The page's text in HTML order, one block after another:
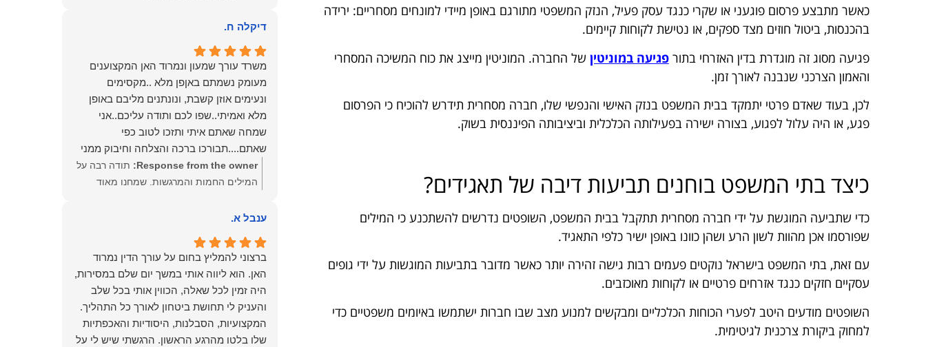
כאשר מתבצע פרסום פוגעני או שקרי כנגד עסק פעיל, הנזק המשפטי מתורגם באופן מיידי למונחים מסחריים: ירידה
בהכנסות, ביטול חוזים מצד ספקים, או נטישת לקוחות קיימים.
פגיעה מסוג זה מוגדרת בדין האזרחי בתורפגיעה במוניטין של החברה. המוניטין מייצג את כוח המשיכה המסחרי
והאמון הצרכני שנבנה לאורך זמן.
לכן, בעוד שאדם פרטי יתמקד בבית המשפט בנזק האישי והנפשי שלו, חברה מסחרית תידרש להוכיח כי הפרסום
פגע, או היה עלול לפגוע, בצורה ישירה בפעילותה הכלכלית וביציבותה הפיננסית בשוק.
כיצד בתי המשפט בוחנים תביעות דיבה של תאגידים?
כדי שתביעה המוגשת על ידי חברה מסחרית תתקבל בבית המשפט, השופטים נדרשים להשתכנע כי המילים
שפורסמו אכן מהוות לשון הרע ושהן כוונו באופן ישיר כלפי התאגיד.
עם זאת, בתי המשפט בישראל נוקטים פעמים רבות גישה זהירה יותר כאשר מדובר בתביעות המוגשות על ידי גופים
עסקיים חזקים כנגד אזרחים פרטיים או לקוחות מאוכזבים.
השופטים מודעים היטב לפערי הכוחות הכלכליים ומבקשים למנוע מצב שבו חברות ישתמשו באיומים משפטיים כדי
למחוק ביקורת צרכנית לגיטימית.
דיקלה ח.
משרד עורך שמעון ונמרוד האן המקצוענים
מעומק נשמתם באןפן מלא ..מקסימים
ונעימים אוזן קשבת, ונונתנים מליבם באופן
מלא ואמיתי..שפו לכם ותודה עליכם..אני
שמחה שאתם איתי ותזכו לטוב כפי
שאתם....תבורכו ברכה והצלחה וחיבוק ממני
🙂😘💓
Response from the owner:
תודה רבה על
המילים החמות והמרגשות. שמחנו מאוד
שנתת בנו ונמשיך לעמוד לצידך וללוות אותך
הצלחה, ברכה ובשורות טובות. שמעון האן
משרד עורכי דין ונוטריון
ענבל א.
ברצוני להמליץ בחום על עורך הדין נמרוד
האן. הוא ליווה אותי במשך יום שלם במסירות,
היה זמין לכל שאלה, הכווין אותי בכל שלב
והעניק לי תחושת ביטחון לאורך כל התהליך.
המקצועיות, הסבלנות, היסודיות והאכפתיות
שלו בלטו מהרגע הראשון. הרגשתי שיש לי על